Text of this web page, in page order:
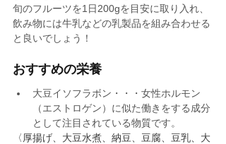
旬のフルーツを1日200gを目安に取り入れ、
飲み物には牛乳などの乳製品を組み合わせる
と良いでしょう！
おすすめの栄養
大豆イソフラボン・・・女性ホルモン
（エストロゲン）に似た働きをする成分
として注目されている物質です。
〈厚揚げ、大豆水煮、納豆、豆腐、豆乳、大